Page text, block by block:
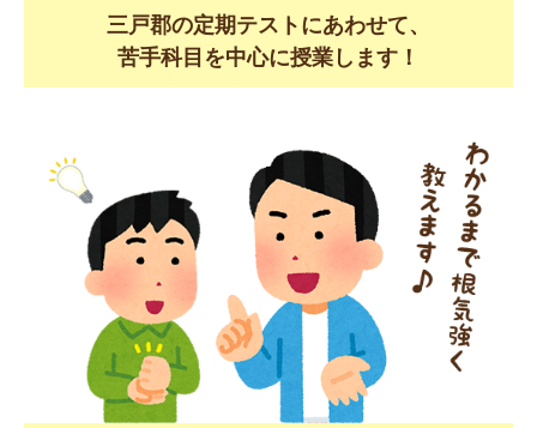
三戸郡の定期テストにあわせて、
苦手科目を中心に授業します！